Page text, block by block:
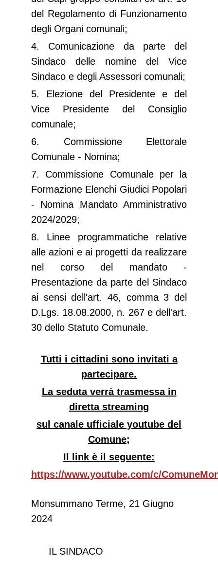
del Regolamento di Funzionamento
degli Organi comunali;
4. Comunicazione da parte del
Sindaco delle nomine del Vice
Sindaco e degli Assessori comunali;
5. Elezione del Presidente e del
Vice Presidente del Consiglio
comunale;
6. Commissione Elettorale
Comunale - Nomina;
7. Commissione Comunale per la
Formazione Elenchi Giudici Popolari
- Nomina Mandato Amministrativo
2024/2029;
8. Linee programmatiche relative
alle azioni e ai progetti da realizzare
nel corso del mandato -
Presentazione da parte del Sindaco
ai sensi dell'art. 46, comma 3 del
D.Lgs. 18.08.2000, n. 267 e dell'art.
30 dello Statuto Comunale.
Tutti i cittadini sono invitati a
partecipare.
La seduta verrà trasmessa in
diretta streaming
sul canale ufficiale youtube del
Comune;
Il link è il seguente:
https://www.youtube.com/c/
Monsummano Terme, 21 Giugno
2024
IL SINDACO